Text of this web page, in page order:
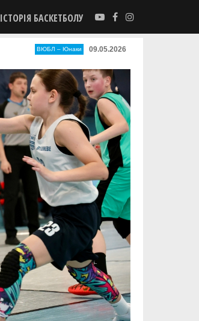
ІСТОРІЯ БАСКЕТБОЛУ
ВЮБЛ – Юнаки 09.05.2026